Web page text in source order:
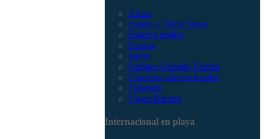
Africa
Egipto y Tierra Santa
Estados unidos
Europa
Japón
Parques Orlando Florida
Cruceros internacionales
Tailandia
Viajes Baratos
Internacional en playa